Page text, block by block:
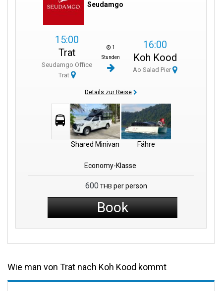
Seudamgo
15:00
Trat
Seudamgo Office
Trat
1
Stunden
16:00
Koh Kood
Ao Salad Pier
Details zur Reise
Shared Minivan Fähre
Economy-Klasse
600 THB per person
Book
Wie man von Trat nach Koh Kood kommt